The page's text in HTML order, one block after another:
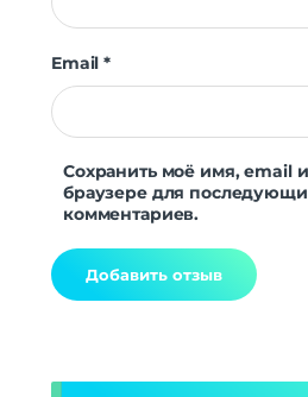
Email*
Сохранить моё имя, email
браузере для
комментариев.